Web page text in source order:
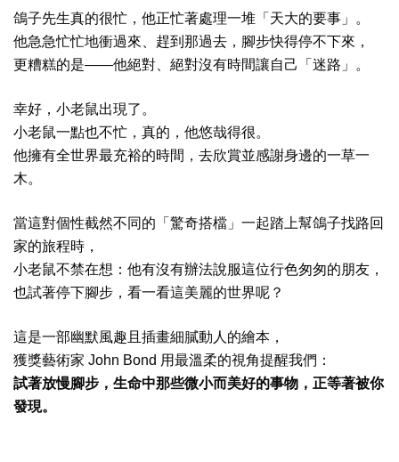
鴿子先生真的很忙，他正忙著處理一堆「天大的要事」。
他急急忙忙地衝過來、趕到那過去，腳步快得停不下來，
更糟糕的是——他絕對、絕對沒有時間讓自己「迷路」。
幸好，小老鼠出現了。
小老鼠一點也不忙，真的，他悠哉得很。
他擁有全世界最充裕的時間，去欣賞並感謝身邊的一草一
木。
當這對個性截然不同的「驚奇搭檔」一起踏上幫鴿子找路回
家的旅程時，
小老鼠不禁在想：他有沒有辦法說服這位行色匆匆的朋友，
也試著停下腳步，看一看這美麗的世界呢？
這是一部幽默風趣且插畫細膩動人的繪本，
獲獎藝術家 John Bond 用最溫柔的視角提醒我們：
試著放慢腳步，生命中那些微小而美好的事物，正等著被你
發現。